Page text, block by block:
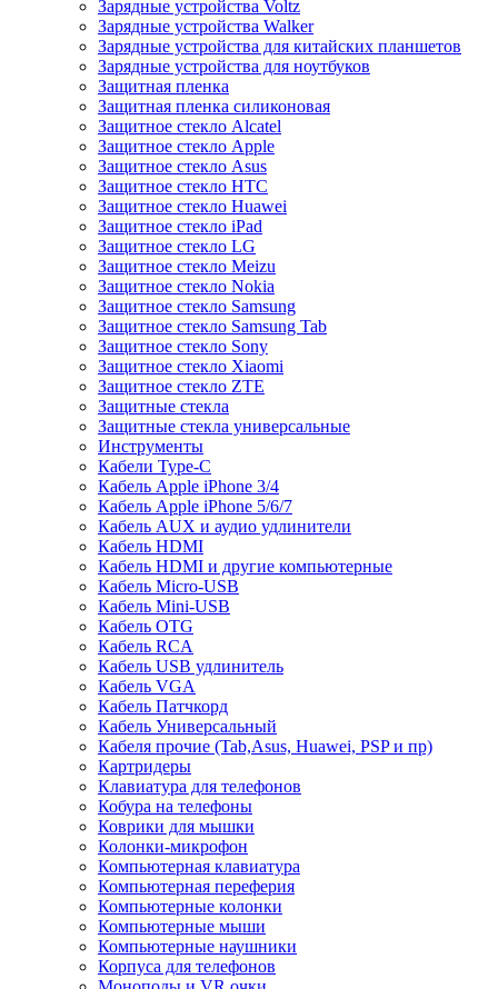
Зарядные устройства Voltz
Зарядные устройства Walker
Зарядные устройства для китайских планшетов
Зарядные устройства для ноутбуков
Защитная пленка
Защитная пленка силиконовая
Защитное стекло Alcatel
Защитное стекло Apple
Защитное стекло Asus
Защитное стекло HTC
Защитное стекло Huawei
Защитное стекло iPad
Защитное стекло LG
Защитное стекло Meizu
Защитное стекло Nokia
Защитное стекло Samsung
Защитное стекло Samsung Tab
Защитное стекло Sony
Защитное стекло Xiaomi
Защитное стекло ZTE
Защитные стекла
Защитные стекла универсальные
Инструменты
Кабели Type-C
Кабель Apple iPhone 3/4
Кабель Apple iPhone 5/6/7
Кабель AUX и аудио удлинители
Кабель HDMI
Кабель HDMI и другие компьютерные
Кабель Micro-USB
Кабель Mini-USB
Кабель OTG
Кабель RCA
Кабель USB удлинитель
Кабель VGA
Кабель Патчкорд
Кабель Универсальный
Кабеля прочие (Tab,Asus, Huawei, PSP и пр)
Картридеры
Клавиатура для телефонов
Кобура на телефоны
Коврики для мышки
Колонки-микрофон
Компьютерная клавиатура
Компьютерная переферия
Компьютерные колонки
Компьютерные мыши
Компьютерные наушники
Корпуса для телефонов